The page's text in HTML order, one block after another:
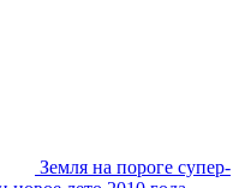
Земля на пороге супер-